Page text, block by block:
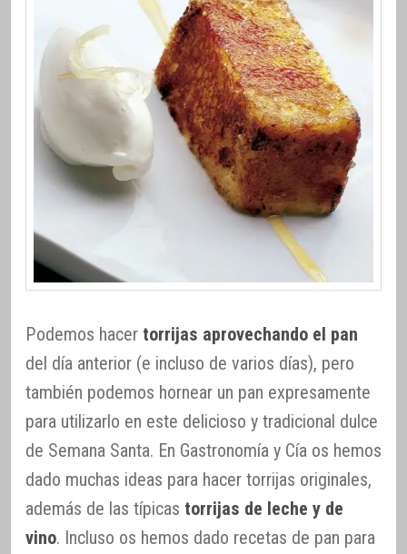
Podemos hacer torrijas aprovechando el pan
del día anterior (e incluso de varios días), pero
también podemos hornear un pan expresamente
para utilizarlo en este delicioso y tradicional dulce
de Semana Santa. En Gastronomía y Cía os hemos
dado muchas ideas para hacer torrijas originales,
además de las típicas torrijas de leche y de
vino. Incluso os hemos dado recetas de pan para